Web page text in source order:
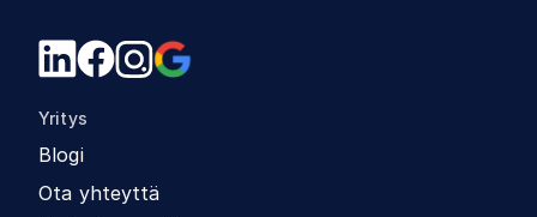
Yritys
Blogi
Ota yhteyttä